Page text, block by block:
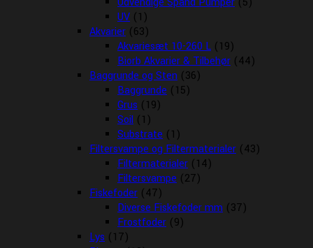
UV (1)
Akvarier (63)
Akvariesæt 10-260 L (19)
Biorb Akvarier & Tilbehør (44)
Baggrunde og Sten (36)
Baggrunde (15)
Grus (19)
Soil (1)
Substrate (1)
Filtersvampe og Filtermaterialer (43)
Filtermaterialer (14)
Filtersvampe (27)
Fiskefoder (47)
Diverse Fiskefoder mm (37)
Frostfoder (9)
Lys (17)